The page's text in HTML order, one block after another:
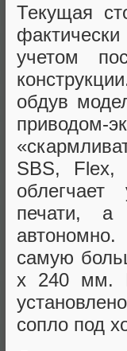
Текущая
учетом
обдув
SBS, Flex,
облегчает
печати, а
самую
x 240 мм.
сопло под